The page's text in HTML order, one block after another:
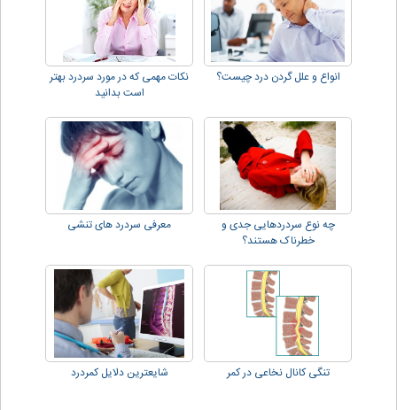
انواع و علل گردن درد چیست؟
نکات مهمی که در مورد سردرد بهتر
است بدانید
چه نوع سردردهایی جدی و
خطرناک هستند؟
معرفی سردرد های تنشی
تنگی کانال نخاعی در کمر شایعترین دلایل کمردرد